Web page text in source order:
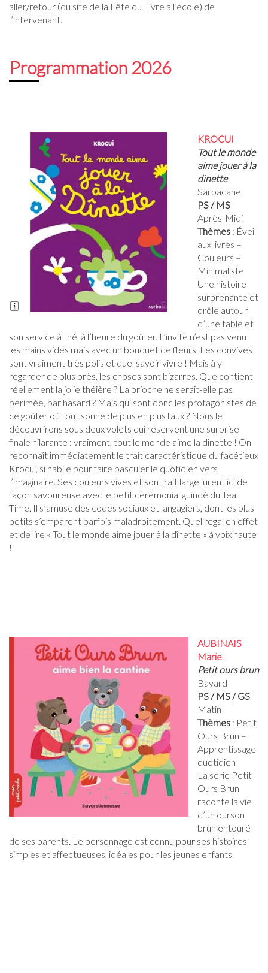
aller/retour (du site de la Fête du Livre à l’école) de
l’intervenant.
Programmation 2026
Long
Description
KROCUI
Tout le monde
aime jouer à la
dinette
Sarbacane
PS / MS
Après-Midi
Thèmes : Éveil
aux livres –
Couleurs –
Minimaliste
Une histoire
surprenante et
drôle autour
d’une table et
son service à thé, à l’heure du goûter. L’invité n’est pas venu
les mains vides mais avec un bouquet de fleurs. Les convives
sont vraiment très polis et quel savoir vivre ! Mais à y
regarder de plus près, les choses sont bizarres. Que contient
réellement la jolie théière ? La brioche ne serait-elle pas
périmée, par hasard ? Mais qui sont donc les protagonistes de
ce goûter où tout sonne de plus en plus faux ? Nous le
découvrirons sous deux volets qui réservent une surprise
finale hilarante : vraiment, tout le monde aime la dînette ! On
reconnaît immédiatement le trait caractéristique du facétieux
Krocui, si habile pour faire basculer le quotidien vers
l’imaginaire. Ses couleurs vives et son trait large jurent ici de
façon savoureuse avec le petit cérémonial guindé du Tea
Time. Il s’amuse des codes sociaux et langagiers, dont les plus
petits s’emparent parfois maladroitement. Quel régal en effet
et de lire « Tout le monde aime jouer à la dînette » à voix haute
!
AUBINAIS
Marie
Petit ours brun
Bayard
PS / MS / GS
Matin
Thèmes : Petit
Ours Brun –
Apprentissage
quotidien
La série Petit
Ours Brun
raconte la vie
d’un ourson
brun entouré
de ses parents. Le personnage est connu pour ses histoires
simples et affectueuses, idéales pour les jeunes enfants.